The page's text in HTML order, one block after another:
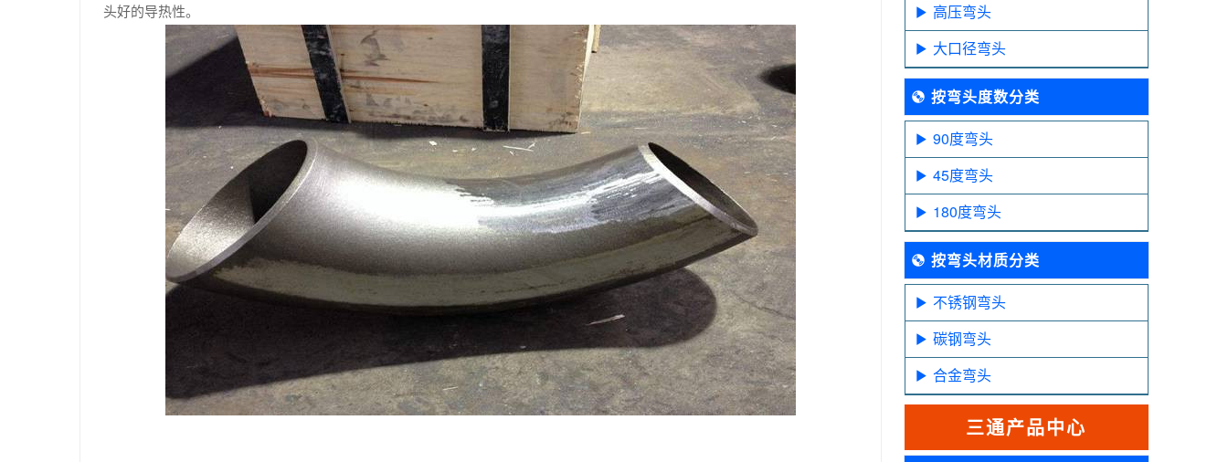
头好的导热性。
高压弯头
大口径弯头
按弯头度数分类
90度弯头
45度弯头
180度弯头
按弯头材质分类
不锈钢弯头
碳钢弯头
合金弯头
三通产品中心